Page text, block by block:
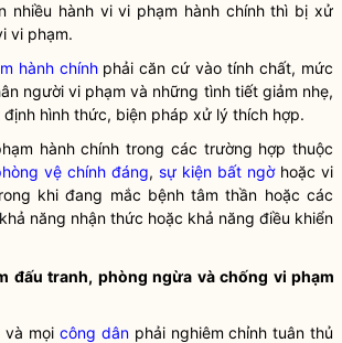
nhiều hành vivi phạm hành chínhthì bị xử
vi phạm.
hành chínhphải căn cứ vào tính chất, mức
người vi phạm và những tình tiết giảm nhẹ,
hình thức, biện pháp xử lý thích hợp.
hành chính trong các trường hợp thuộc
vệ chính đáng, sự kiện bất ngờhoặc vi
khi đang mắc bệnh tâm thần hoặc các
năng nhận thức hoặc khả năng điều khiển
đấu tranh, phòng ngừa và chống vi phạm
và mọi công dânphải nghiêm chỉnh tuân thủ